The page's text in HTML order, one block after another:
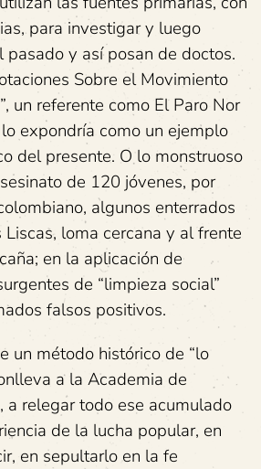
para investigar y luego
pasado y así posan de doctos.
Sobre el Movimiento
un referente como El Paro Nor
expondría como un ejemplo
del presente. O lo monstruoso
de 120 jóvenes, por
algunos enterrados
Liscas, loma cercana y al frente
en la aplicación de
de “limpieza social”
falsos positivos.
un método histórico de “lo
a la Academia de
a relegar todo ese acumulado
de la lucha popular, en
en sepultarlo en la fe